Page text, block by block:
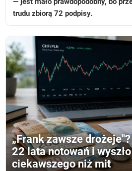
trudu zbiorą 72 podpisy.
„Frank zawsze
22 lata notowań i
ciekawszego niż mit